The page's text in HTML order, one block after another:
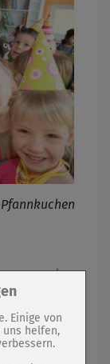
mehr
/
Einige von
helfen,